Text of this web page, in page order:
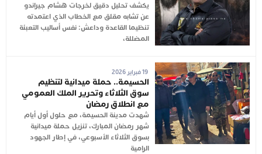
يكشف تحليل دقيق لخرجات هشام جيراندو
عن تشابه مقلق مع الخطاب الذي اعتمدته
تنظيما القاعدة وداعش: نفس أساليب التعبئة
المضللة،
19 فبراير 2026
الحسيمة.. حملة ميدانية لتنظيم
سوق الثلاثاء وتحرير الملك العمومي
مع انطلاق رمضان
شهدت مدينة الحسيمة، مع حلول أول أيام
شهر رمضان المبارك، تنزيل حملة ميدانية
بسوق الثلاثاء الأسبوعي، في إطار الجهود
الرامية